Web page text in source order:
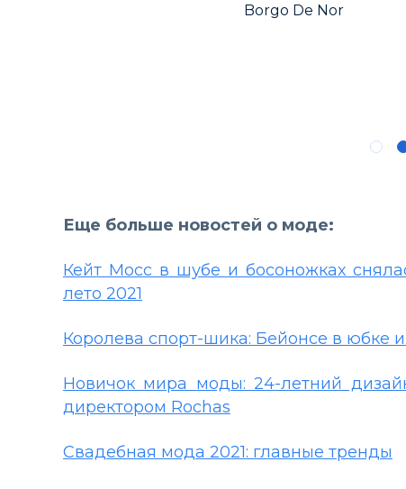
Borgo De Nor
Еще больше новостей о моде:
Кейт Мосс в шубе и босоножках
лето 2021
Королева спорт-шика: Бейонсе в юбке
Новичок мира моды: 24-летний
директором Rochas
Свадебная мода 2021: главные тренды